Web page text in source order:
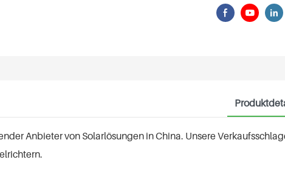
Anbieter von Solarlösungen in China. Unsere